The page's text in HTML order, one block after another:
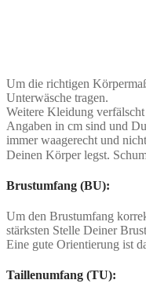
Um die richtigen
Unterwäsche tragen.
Weitere Kleidung
Angaben in cm sind und
immer waagerecht und
Deinen Körper legst.
Brustumfang (BU):
Um den Brustumfang
stärksten Stelle Deiner
Eine gute Orientierung ist
Taillenumfang (TU):